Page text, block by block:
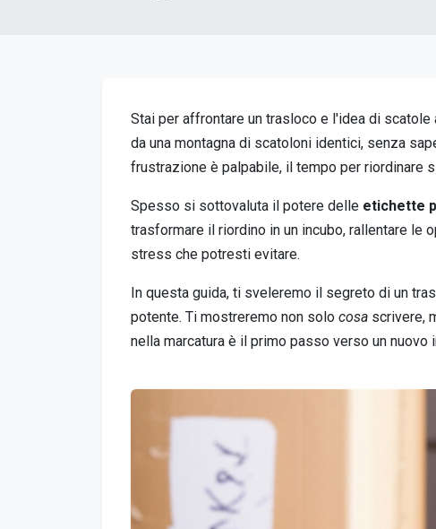
Stai per affrontare un trasloco e l'idea di
da una montagna di scatoloni identici, senza
frustrazione è palpabile, il tempo per riordinare
Spesso si sottovaluta il potere delle etichette
trasformare il riordino in un incubo, rallentare le
stress che potresti evitare.
In questa guida, ti sveleremo il segreto di un
potente. Ti mostreremo non solo cosa scrivere,
nella marcatura è il primo passo verso un